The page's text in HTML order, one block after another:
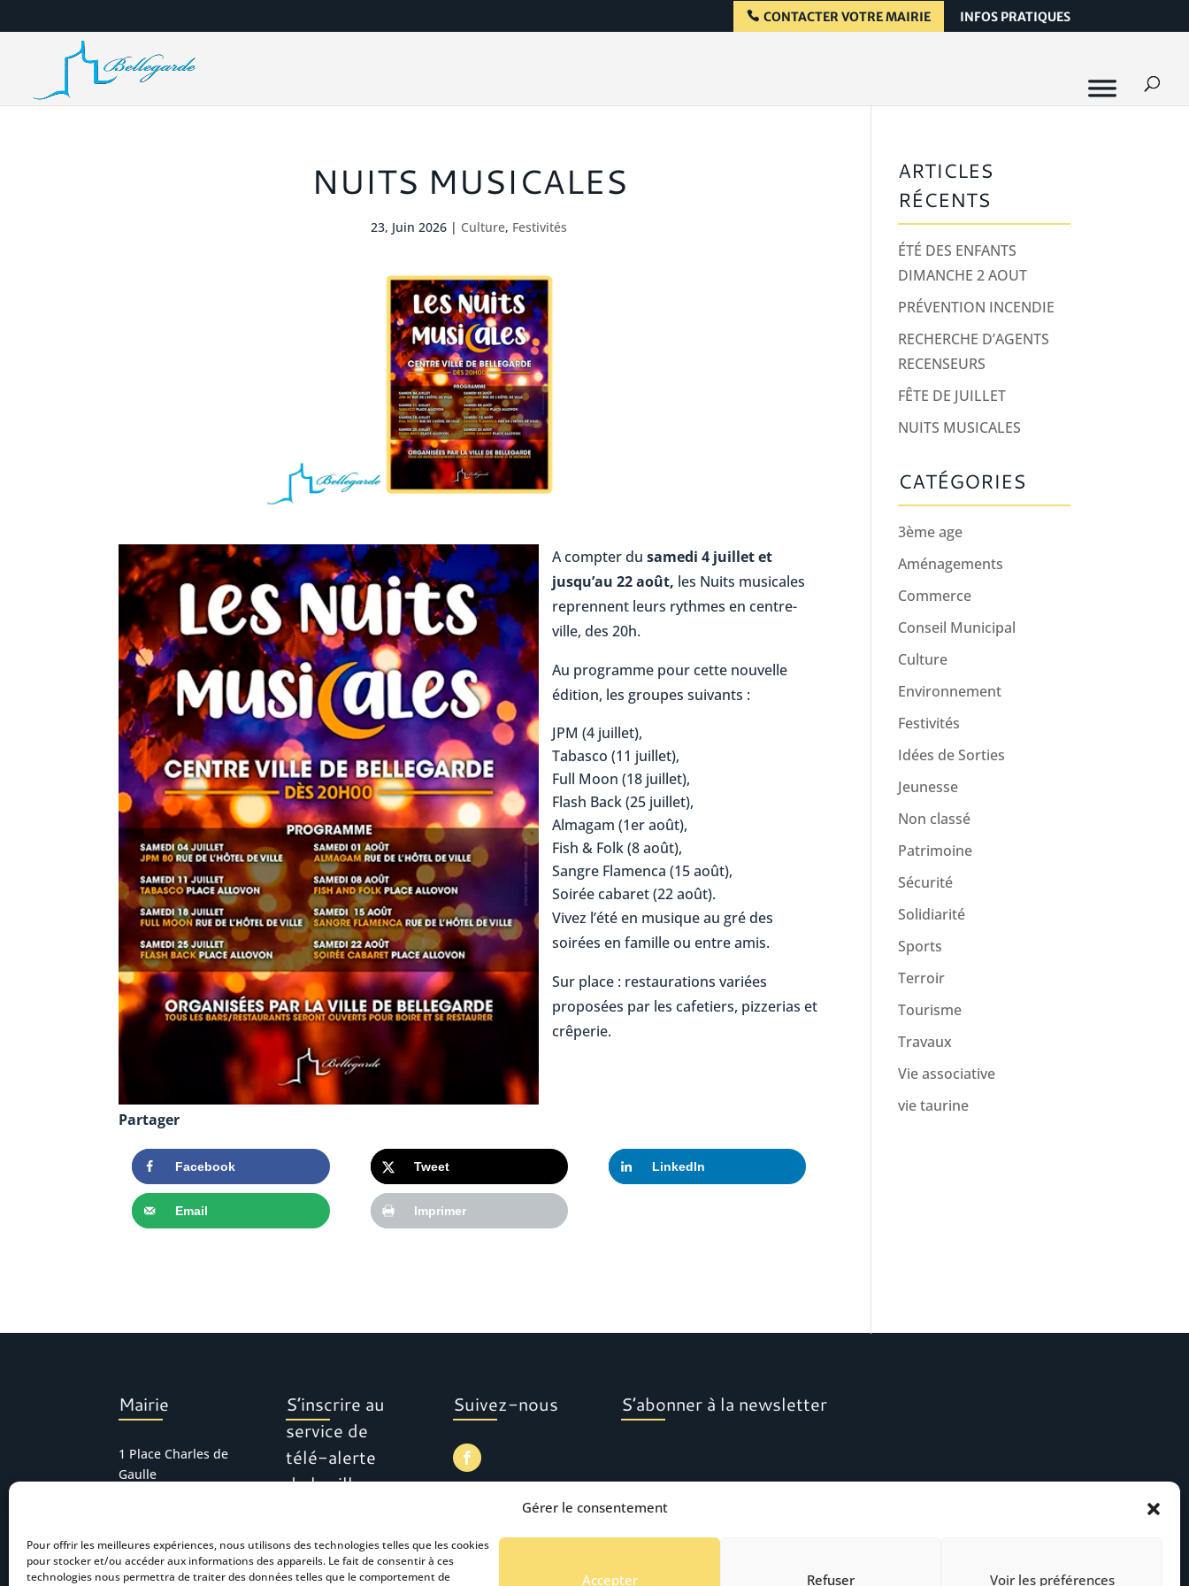
Gérer le consentement
Pour offrir les meilleures expériences, nous utilisons des technologies telles que les cookies
pour stocker et/ou accéder aux informations des appareils. Le fait de consentir à ces
technologies nous permettra de traiter des données telles que le comportement de
Accepter Refuser Voir les préférences
CONTACTER VOTRE MAIRIE INFOS PRATIQUES
NUITS MUSICALES
23, Juin 2026 | Culture, Festivités
A compter dusamedi 4 juillet et
jusqu’au 22 août, les Nuits musicales
reprennent leurs rythmes en centre-
ville, des 20h.
Au programme pour cette nouvelle
édition, les groupes suivants :
JPM (4 juillet),
Tabasco (11 juillet),
Full Moon (18 juillet),
Flash Back (25 juillet),
Almagam (1er août),
Fish & Folk (8 août),
Sangre Flamenca (15 août),
Soirée cabaret (22 août).
Vivez l’été en musique au gré des
soirées en famille ou entre amis.
Sur place : restaurations variées
proposées par les cafetiers, pizzerias et
crêperie.
Partager
Facebook Tweet LinkedIn
Email Imprimer
ARTICLES
RÉCENTS
ÉTÉ DES ENFANTS
DIMANCHE 2 AOUT
PRÉVENTION INCENDIE
RECHERCHE D’AGENTS
RECENSEURS
FÊTE DE JUILLET
NUITS MUSICALES
CATÉGORIES
3ème age
Aménagements
Commerce
Conseil Municipal
Culture
Environnement
Festivités
Idées de Sorties
Jeunesse
Non classé
Patrimoine
Sécurité
Solidiarité
Sports
Terroir
Tourisme
Travaux
Vie associative
vie taurine
Mairie
1 Place Charles de
Gaulle
mairie.accueil@bel
legarde.fr
S’inscrire au
service de
télé-alerte
de la ville
Suivez-nous S’abonner à la newsletter